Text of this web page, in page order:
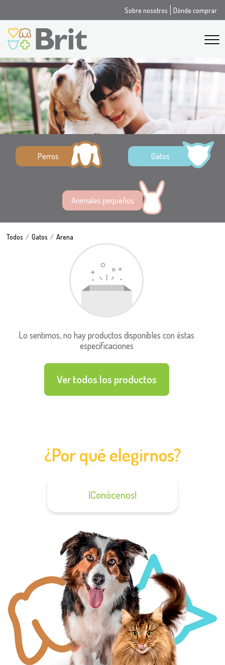
Sobre nosotros Dónde comprar
Perros Gatos
Animales pequeños
Todos Gatos Arena
Lo sentimos, no hay productos disponibles con éstas
especificaciones
Ver todos los productos
¿Por qué elegirnos?
¡Conócenos!